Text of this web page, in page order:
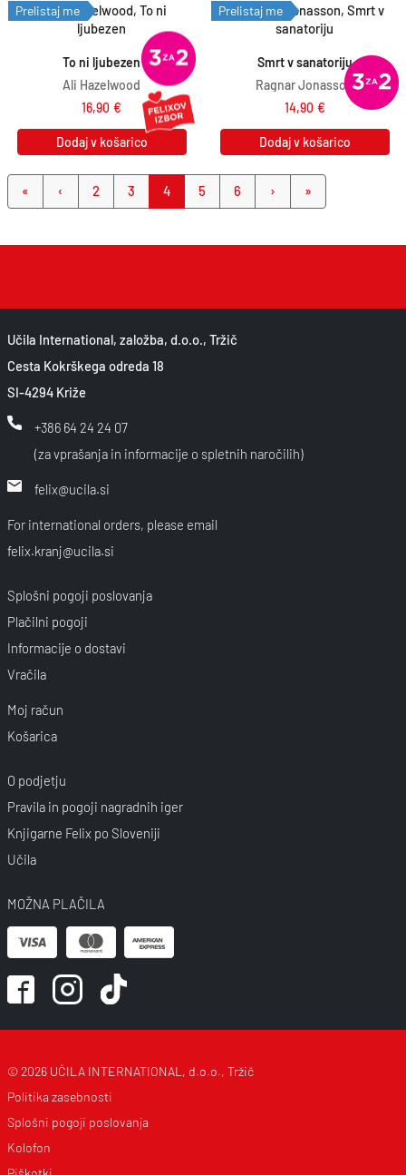
Prelistaj me
To ni ljubezen
Ali Hazelwood
16,90 €
Dodaj v košarico
Prelistaj me
Smrt v sanatoriju
Ragnar Jonasson
14,90 €
Dodaj v košarico
Page navigation
« ‹ Page
2 Page
3 Current Page
4 Page
5 Page
6 › »
Učila International, založba, d.o.o., Tržič
Cesta Kokrškega odreda 18
SI-4294 Križe
+386 64 24 24 07
(za vprašanja in informacije o spletnih naročilih)
felix@ucila.si
For international orders, please email
felix.kranj@ucila.si
Splošni pogoji poslovanja
Plačilni pogoji
Informacije o dostavi
Vračila
Moj račun
Košarica
O podjetju
Pravila in pogoji nagradnih iger
Knjigarne Felix po Sloveniji
Učila
MOŽNA PLAČILA
© 2026 UČILA INTERNATIONAL, d.o.o., Tržič
Politika zasebnosti
Splošni pogoji poslovanja
Kolofon